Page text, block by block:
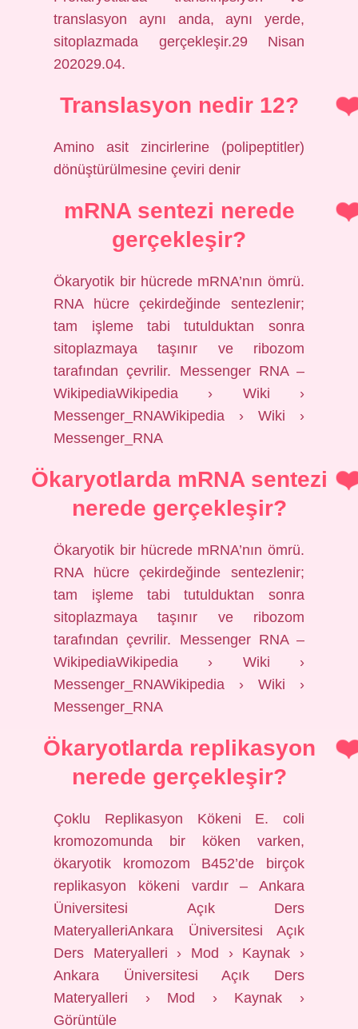
translasyon aynı anda, aynı yerde,
sitoplazmada gerçekleşir.29 Nisan
202029.04.
Translasyon nedir 12?
Amino asit zincirlerine (polipeptitler)
dönüştürülmesine çeviri denir
mRNA sentezi nerede
gerçekleşir?
Ökaryotik bir hücrede mRNA’nın ömrü.
RNA hücre çekirdeğinde sentezlenir;
tam işleme tabi tutulduktan sonra
sitoplazmaya taşınır ve ribozom
tarafından çevrilir. Messenger RNA –
WikipediaWikipedia › Wiki ›
Messenger_RNAWikipedia › Wiki ›
Messenger_RNA
Ökaryotlarda mRNA sentezi
nerede gerçekleşir?
Ökaryotik bir hücrede mRNA’nın ömrü.
RNA hücre çekirdeğinde sentezlenir;
tam işleme tabi tutulduktan sonra
sitoplazmaya taşınır ve ribozom
tarafından çevrilir. Messenger RNA –
WikipediaWikipedia › Wiki ›
Messenger_RNAWikipedia › Wiki ›
Messenger_RNA
Ökaryotlarda replikasyon
nerede gerçekleşir?
Çoklu Replikasyon Kökeni E. coli
kromozomunda bir köken varken,
ökaryotik kromozom B452’de birçok
replikasyon kökeni vardır – Ankara
Üniversitesi Açık Ders
MateryalleriAnkara Üniversitesi Açık
Ders Materyalleri › Mod › Kaynak ›
Ankara Üniversitesi Açık Ders
Materyalleri › Mod › Kaynak ›
Görüntüle